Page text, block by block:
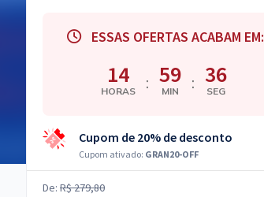
ESSAS OFERTAS ACABAM EM:
14
HORAS : 59
MIN : 35
SEG
Cupom de 20% de desconto
Cupom ativado: GRAN20-OFF
De: R$ 279,80